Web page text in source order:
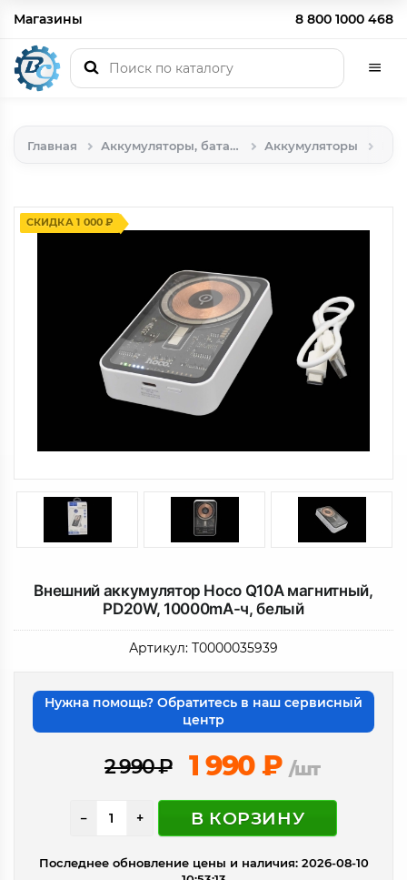
Магазины 8 800 1000 468
Главная Аккумуляторы, батарейки Аккумуляторы
СКИДКА 1 000 ₽
Внешний аккумулятор Hoco Q10A магнитный,
PD20W, 10000mA-ч, белый
Артикул: Т0000035939
Нужна помощь? Обратитесь в наш сервисный
центр
2 990₽ 1 990 ₽ /шт
− + В КОРЗИНУ
Последнее обновление цены и наличия: 2026-08-10